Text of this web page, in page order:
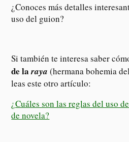
¿Conoces más detalles
uso del guion?
Si también te interesa saber
de laraya (hermana bohemia
leas este otro artículo:
¿Cuáles son las reglas del uso
de novela?